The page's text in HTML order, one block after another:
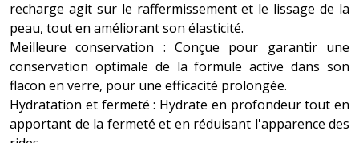
recharge agit sur le raffermissement et le lissage de la
peau, tout en améliorant son élasticité.
Meilleure conservation : Conçue pour garantir une
conservation optimale de la formule active dans son
flacon en verre, pour une efficacité prolongée.
Hydratation et fermeté : Hydrate en profondeur tout en
apportant de la fermeté et en réduisant l'apparence des